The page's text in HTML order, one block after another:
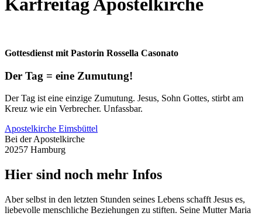
Kar­freitag Apostel­kirche
Gottesdienst mit Pastorin Rossella Casonato
Der Tag = eine Zumutung!
Der Tag ist eine einzige Zumutung. Jesus, Sohn Gottes, stirbt am
Kreuz wie ein Verbrecher. Unfassbar.
Apostelkirche Eimsbüttel
Bei der Apostelkirche
20257 Hamburg
Hier sind noch mehr Infos
Aber selbst in den letzten Stunden seines Lebens schafft Jesus es,
liebevolle menschliche Beziehungen zu stiften. Seine Mutter Maria